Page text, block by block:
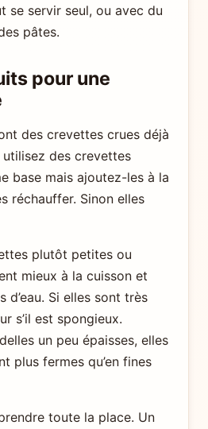
se servir seul, ou avec du
pâtes.
pour une
des crevettes crues déjà
des crevettes
base mais ajoutez-les à la
réchauffer. Sinon elles
plutôt petites ou
mieux à la cuisson et
d’eau. Si elles sont très
s’il est spongieux.
un peu épaisses, elles
plus fermes qu’en fines
toute la place. Un